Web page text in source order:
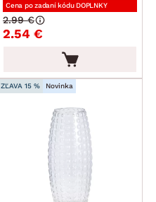
Cena po zadaní kódu DOPLNKY
2.54 €
2.99 €
ZĽAVA 15 % Novinka